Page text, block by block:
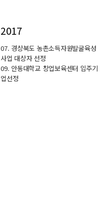
2017
07. 경상북도 농촌소득자원발굴육성
사업 대상자 선정
09. 안동대학교 창업보육센터 입주기
업선정